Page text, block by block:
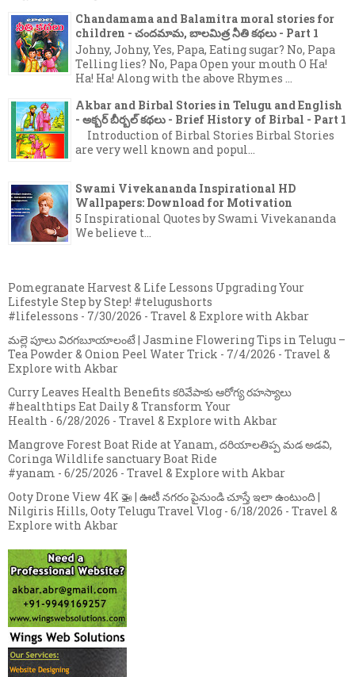
Chandamama and Balamitra moral stories for
children - చందమామ, బాలమిత్ర నీతి కథలు - Part 1
Johny, Johny, Yes, Papa, Eating sugar? No, Papa
Telling lies? No, Papa Open your mouth O Ha!
Ha! Ha! Along with the above Rhymes ...
Akbar and Birbal Stories in Telugu and English
- అక్బర్ బీర్బల్ కథలు - Brief History of Birbal - Part 1
Introduction of Birbal Stories Birbal Stories
are very well known and popul...
Swami Vivekananda Inspirational HD
Wallpapers: Download for Motivation
5 Inspirational Quotes by Swami Vivekananda
We believe t...
Pomegranate Harvest & Life Lessons Upgrading Your
Lifestyle Step by Step! #telugushorts
#lifelessons - 7/30/2026 - Travel & Explore with Akbar
మల్లె పూలు విరగబూయాలంటే | Jasmine Flowering Tips in Telugu –
Tea Powder & Onion Peel Water Trick - 7/4/2026 - Travel &
Explore with Akbar
Curry Leaves Health Benefits కరివేపాకు ఆరోగ్య రహస్యాలు
#healthtips Eat Daily & Transform Your
Health - 6/28/2026 - Travel & Explore with Akbar
Mangrove Forest Boat Ride at Yanam, దరియాలతిప్ప మడ అడవి,
Coringa Wildlife sanctuary Boat Ride
#yanam - 6/25/2026 - Travel & Explore with Akbar
Ooty Drone View 4K 🚁 | ఊటీ నగరం పైనుండి చూస్తే ఇలా ఉంటుంది |
Nilgiris Hills, Ooty Telugu Travel Vlog - 6/18/2026 - Travel &
Explore with Akbar